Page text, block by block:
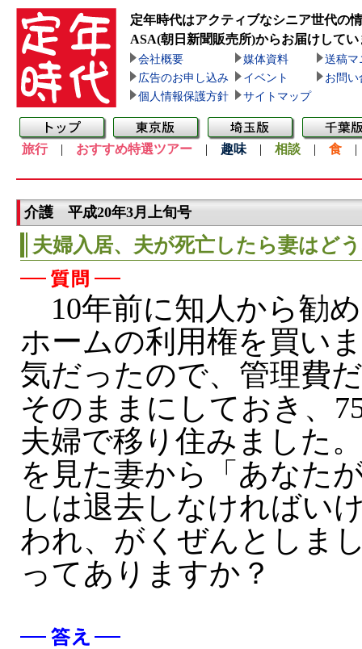
定年時代はアクティブなシニア世代の
ASA(朝日新聞販売所)からお届けしてい
会社概要 媒体資料
送稿マ
広告のお申し込み
イベント
お問い
個人情報保護方針
サイトマップ
旅行| おすすめ特選ツアー | 趣味 | 相談 | 食
介護 平成20年3月上旬号
夫婦入居、夫が死亡したら妻はど
10年前に知人から勧
ホームの利用権を買い
気だったので、管理費
そのままにしておき、
夫婦で移り住みました
を見た妻から「あなた
しは退去しなければい
われ、がくぜんとしま
ってありますか？